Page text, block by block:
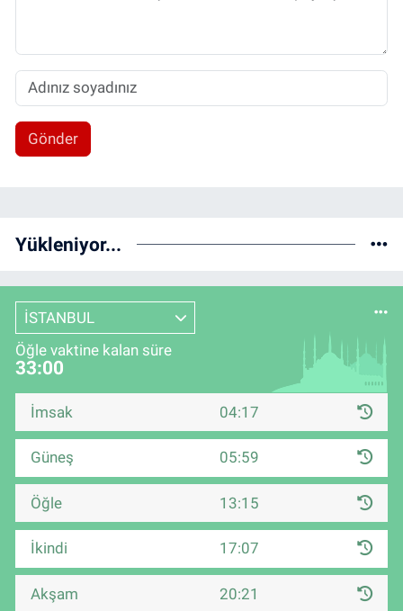
Gönder
Yükleniyor...
İSTANBUL
Öğle vaktine kalan süre
33:00
İmsak 04:17
Güneş 05:59
Öğle 13:15
İkindi 17:07
Akşam 20:21